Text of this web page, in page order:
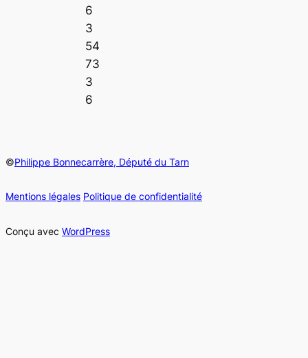
6
3
54
73
3
6
©Philippe Bonnecarrère, Député du Tarn
Mentions légales Politique de confidentialité
Conçu avec WordPress